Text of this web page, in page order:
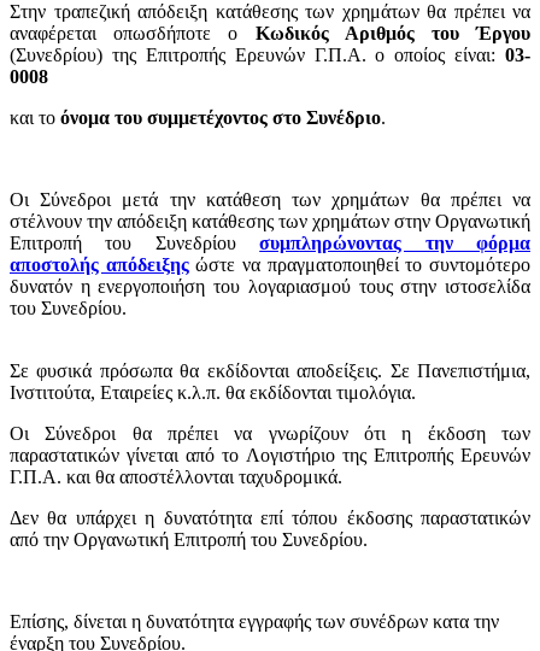
Στην τραπεζική απόδειξη κατάθεσης των χρημάτων θα πρέπει να
αναφέρεται οπωσδήποτε ο Κωδικός Αριθμός του Έργου
(Συνεδρίου) της Επιτροπής Ερευνών Γ.Π.Α. ο οποίος είναι: 03-
0008
και το όνομα του συμμετέχοντος στο Συνέδριο.
Οι Σύνεδροι μετά την κατάθεση των χρημάτων θα πρέπει να
στέλνουν την απόδειξη κατάθεσης των χρημάτων στην Οργανωτική
Επιτροπή του Συνεδρίουσυμπληρώνοντας την φόρμα
αποστολής απόδειξηςώστε να πραγματοποιηθεί το συντομότερο
δυνατόν η ενεργοποιήση του λογαριασμού τους στην ιστοσελίδα
του Συνεδρίου.
Σε φυσικά πρόσωπα θα εκδίδονται αποδείξεις. Σε Πανεπιστήμια,
Iνστιτούτα, Eταιρείες κ.λ.π. θα εκδίδονται τιμολόγια.
Οι Σύνεδροι θα πρέπει να γνωρίζουν ότι η έκδοση των
παραστατικών γίνεται από το Λογιστήριο της Επιτροπής Ερευνών
Γ.Π.Α. και θα αποστέλλονται ταχυδρομικά.
Δεν θα υπάρχει η δυνατότητα επί τόπου έκδοσης παραστατικών
από την Οργανωτική Επιτροπή του Συνεδρίου.
Επίσης, δίνεται η δυνατότητα εγγραφής των συνέδρων κατα την
έναρξη του Συνεδρίου.